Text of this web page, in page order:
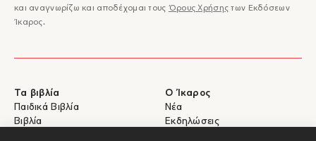
και αναγνωρίζω και αποδέχομαι τους Όρους Χρήσης των Εκδόσεων
Ίκαρος.
Τα βιβλία
Παιδικά Βιβλία
Βιβλία
Ο Ίκαρος
Νέα
Εκδηλώσεις